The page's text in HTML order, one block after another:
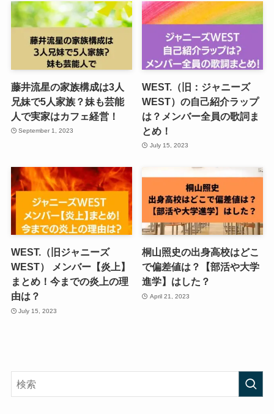
藤井流星の家族構成は3人
兄妹で5人家族？妹も芸能
人で実家はカフェ経営！
September 1, 2023
WEST.（旧：ジャニーズ
WEST）の自己紹介ラップ
は？メンバー全員の歌詞ま
とめ！
July 15, 2023
WEST.（旧ジャニーズ
WEST） メンバー【炎上】
まとめ！今までの炎上の理
由は？
July 15, 2023
桐山照史の出身高校はどこ
で偏差値は？【部活や大学
進学】はした？
April 21, 2023